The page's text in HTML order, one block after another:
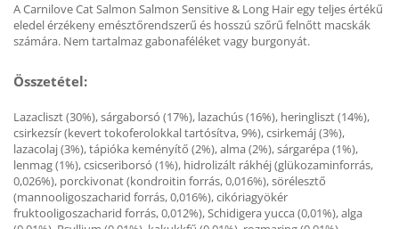
A Carnilove Cat Salmon Salmon Sensitive & Long Hair egy teljes értékű
eledel érzékeny emésztőrendszerű és hosszú szőrű felnőtt macskák
számára. Nem tartalmaz gabonaféléket vagy burgonyát.
Összetétel:
Lazacliszt (30%), sárgaborsó (17%), lazachús (16%), heringliszt (14%),
csirkezsír (kevert tokoferolokkal tartósítva, 9%), csirkemáj (3%),
lazacolaj (3%), tápióka keményítő (2%), alma (2%), sárgarépa (1%),
lenmag (1%), csicseriborsó (1%), hidrolizált rákhéj (glükozaminforrás,
0,026%), porckivonat (kondroitin forrás, 0,016%), sörélesztő
(mannooligoszacharid forrás, 0,016%), cikóriagyökér
fruktooligoszacharid forrás, 0,012%), Schidigera yucca (0,01%), alga